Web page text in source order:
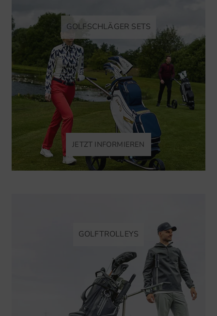
GOLFSCHLÄGER SETS
JETZT INFORMIEREN
GOLFTROLLEYS